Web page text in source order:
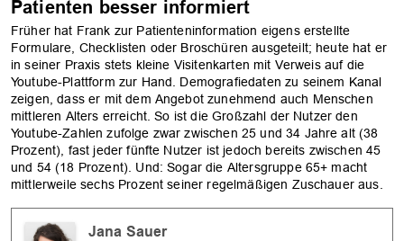
Patienten besser informiert
Früher hat Frank zur Patienteninformation eigens erstellte
Formulare, Checklisten oder Broschüren ausgeteilt; heute hat er
in seiner Praxis stets kleine Visitenkarten mit Verweis auf die
Youtube-Plattform zur Hand. Demografiedaten zu seinem Kanal
zeigen, dass er mit dem Angebot zunehmend auch Menschen
mittleren Alters erreicht. So ist die Großzahl der Nutzer den
Youtube-Zahlen zufolge zwar zwischen 25 und 34 Jahre alt (38
Prozent), fast jeder fünfte Nutzer ist jedoch bereits zwischen 45
und 54 (18 Prozent). Und: Sogar die Altersgruppe 65+ macht
mittlerweile sechs Prozent seiner regelmäßigen Zuschauer aus.
Jana Sauer